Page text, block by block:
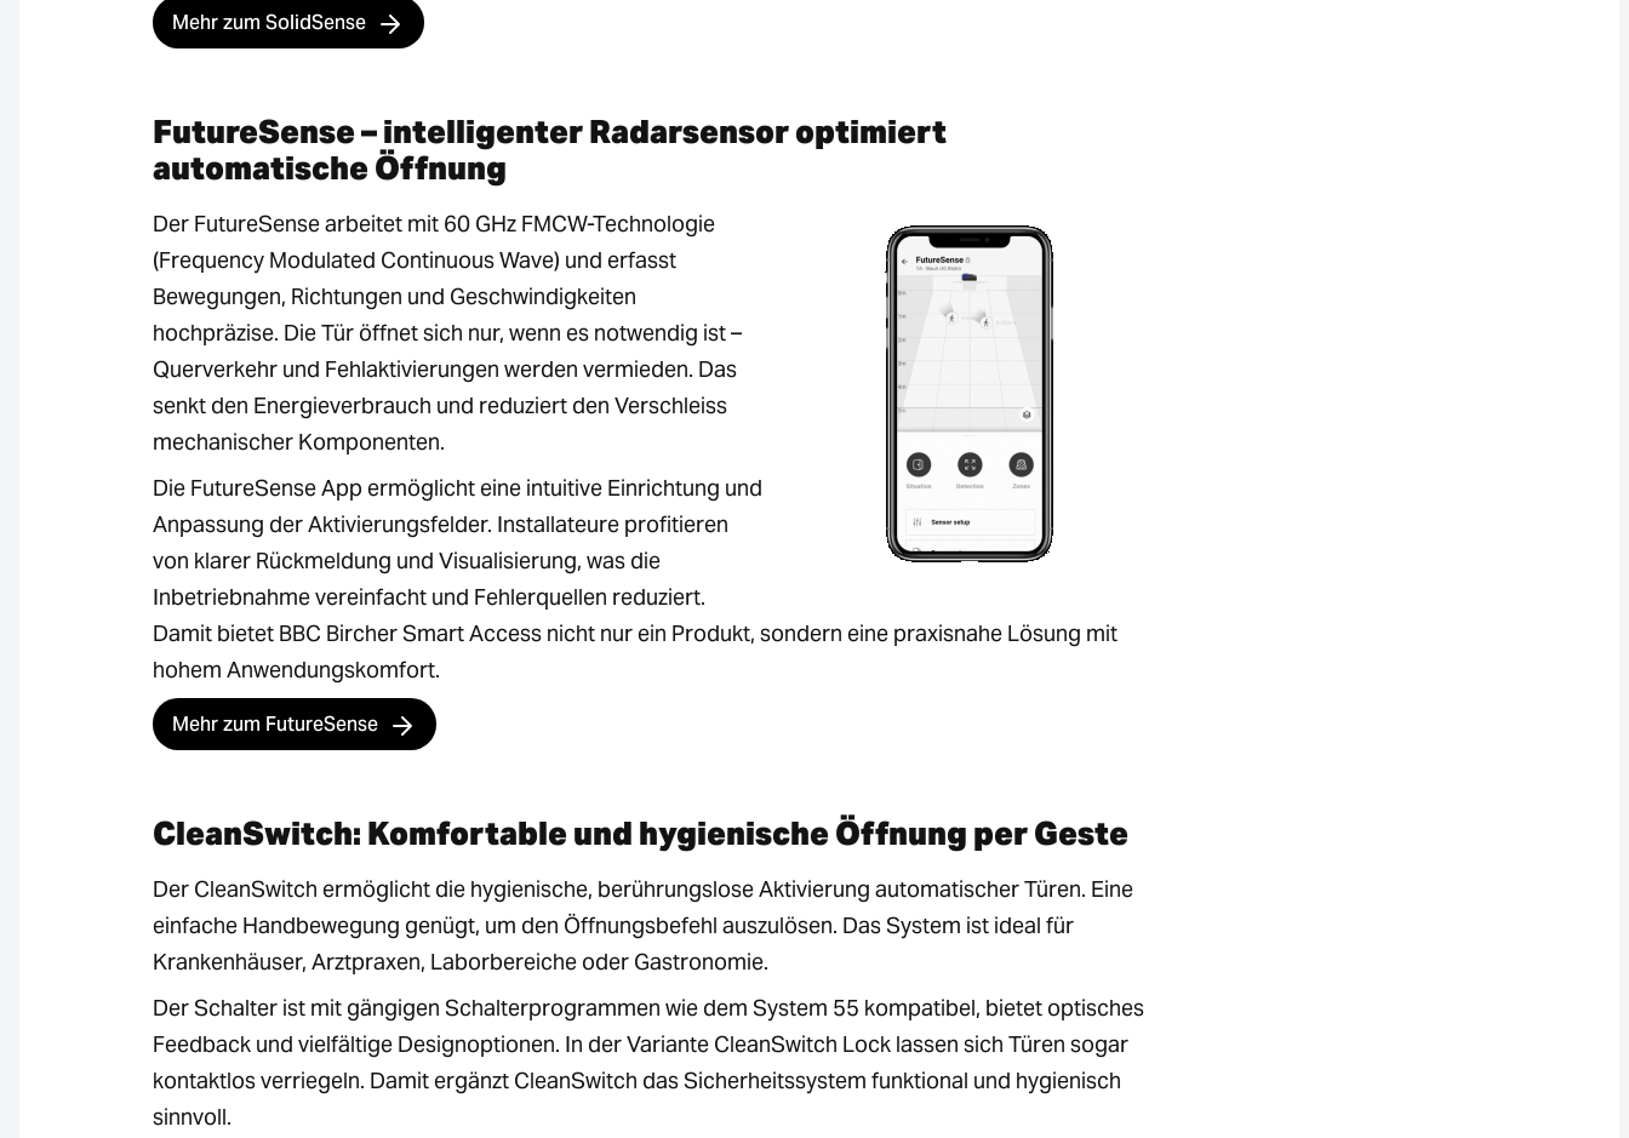
Mehr zum SolidSense
FutureSense – intelligenter Radarsensor optimiert
automatische Öffnung
Der FutureSense arbeitet mit 60 GHz FMCW-Technologie
(Frequency Modulated Continuous Wave) und erfasst
Bewegungen, Richtungen und Geschwindigkeiten
hochpräzise. Die Tür öffnet sich nur, wenn es notwendig ist –
Querverkehr und Fehlaktivierungen werden vermieden. Das
senkt den Energieverbrauch und reduziert den Verschleiss
mechanischer Komponenten.
Die FutureSense App ermöglicht eine intuitive Einrichtung und
Anpassung der Aktivierungsfelder. Installateure profitieren
von klarer Rückmeldung und Visualisierung, was die
Inbetriebnahme vereinfacht und Fehlerquellen reduziert.
Damit bietet BBC Bircher Smart Access nicht nur ein Produkt, sondern eine praxisnahe Lösung mit
hohem Anwendungskomfort.
Mehr zum FutureSense
CleanSwitch: Komfortable und hygienische Öffnung per Geste
Der CleanSwitch ermöglicht die hygienische, berührungslose Aktivierung automatischer Türen. Eine
einfache Handbewegung genügt, um den Öffnungsbefehl auszulösen. Das System ist ideal für
Krankenhäuser, Arztpraxen, Laborbereiche oder Gastronomie.
Der Schalter ist mit gängigen Schalterprogrammen wie dem System 55 kompatibel, bietet optisches
Feedback und vielfältige Designoptionen. In der Variante CleanSwitch Lock lassen sich Türen sogar
kontaktlos verriegeln. Damit ergänzt CleanSwitch das Sicherheitssystem funktional und hygienisch
sinnvoll.